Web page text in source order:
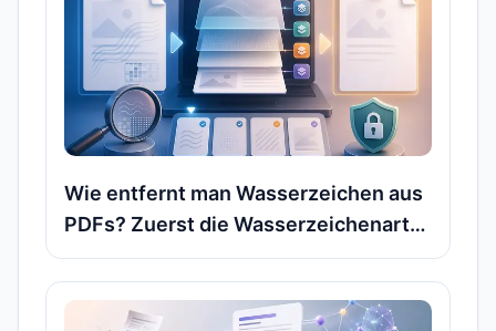
Wie entfernt man Wasserzeichen aus
PDFs? Zuerst die Wasserzeichenart
bestimmen, dann die passende lokale
Methode auswählen